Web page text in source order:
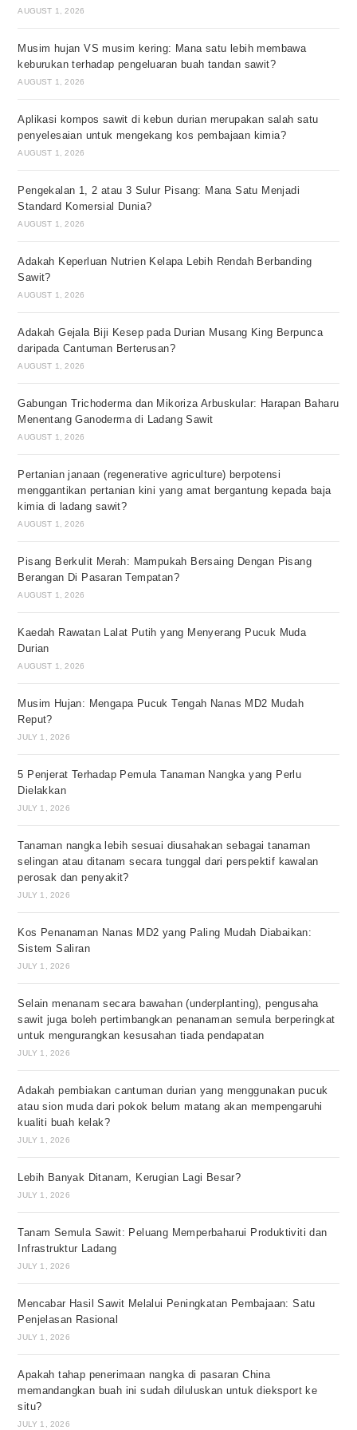
AUGUST 1, 2026
Musim hujan VS musim kering: Mana satu lebih membawa
keburukan terhadap pengeluaran buah tandan sawit?
AUGUST 1, 2026
Aplikasi kompos sawit di kebun durian merupakan salah satu
penyelesaian untuk mengekang kos pembajaan kimia?
AUGUST 1, 2026
Pengekalan 1, 2 atau 3 Sulur Pisang: Mana Satu Menjadi
Standard Komersial Dunia?
AUGUST 1, 2026
Adakah Keperluan Nutrien Kelapa Lebih Rendah Berbanding
Sawit?
AUGUST 1, 2026
Adakah Gejala Biji Kesep pada Durian Musang King Berpunca
daripada Cantuman Berterusan?
AUGUST 1, 2026
Gabungan Trichoderma dan Mikoriza Arbuskular: Harapan Baharu
Menentang Ganoderma di Ladang Sawit
AUGUST 1, 2026
Pertanian janaan (regenerative agriculture) berpotensi
menggantikan pertanian kini yang amat bergantung kepada baja
kimia di ladang sawit?
AUGUST 1, 2026
Pisang Berkulit Merah: Mampukah Bersaing Dengan Pisang
Berangan Di Pasaran Tempatan?
AUGUST 1, 2026
Kaedah Rawatan Lalat Putih yang Menyerang Pucuk Muda
Durian
AUGUST 1, 2026
Musim Hujan: Mengapa Pucuk Tengah Nanas MD2 Mudah
Reput?
JULY 1, 2026
5 Penjerat Terhadap Pemula Tanaman Nangka yang Perlu
Dielakkan
JULY 1, 2026
Tanaman nangka lebih sesuai diusahakan sebagai tanaman
selingan atau ditanam secara tunggal dari perspektif kawalan
perosak dan penyakit?
JULY 1, 2026
Kos Penanaman Nanas MD2 yang Paling Mudah Diabaikan:
Sistem Saliran
JULY 1, 2026
Selain menanam secara bawahan (underplanting), pengusaha
sawit juga boleh pertimbangkan penanaman semula berperingkat
untuk mengurangkan kesusahan tiada pendapatan
JULY 1, 2026
Adakah pembiakan cantuman durian yang menggunakan pucuk
atau sion muda dari pokok belum matang akan mempengaruhi
kualiti buah kelak?
JULY 1, 2026
Lebih Banyak Ditanam, Kerugian Lagi Besar?
JULY 1, 2026
Tanam Semula Sawit: Peluang Memperbaharui Produktiviti dan
Infrastruktur Ladang
JULY 1, 2026
Mencabar Hasil Sawit Melalui Peningkatan Pembajaan: Satu
Penjelasan Rasional
JULY 1, 2026
Apakah tahap penerimaan nangka di pasaran China
memandangkan buah ini sudah diluluskan untuk dieksport ke
situ?
JULY 1, 2026